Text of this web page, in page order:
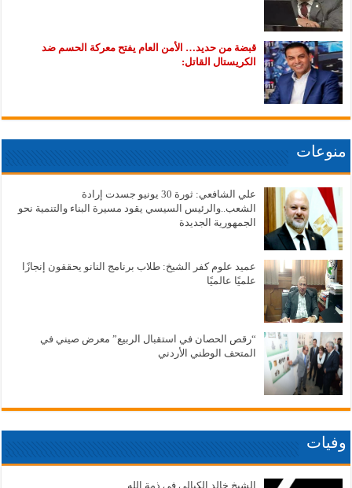
قبضة من حديد… الأمن العام يفتح معركة الحسم ضد
الكريستال القاتل:
منوعات
علي الشافعي: ثورة 30 يونيو جسدت إرادة
الشعب..والرئيس السيسي يقود مسيرة البناء والتنمية نحو
الجمهورية الجديدة
عميد علوم كفر الشيخ: طلاب برنامج النانو يحققون إنجازًا
علميًا عالميًا
“رقص الحصان في استقبال الربيع” معرض صيني في
المتحف الوطني الأردني
وفيات
الشيخ خالد الكيالي في ذمة الله